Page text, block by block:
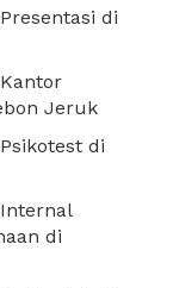
di
Jeruk
di
di